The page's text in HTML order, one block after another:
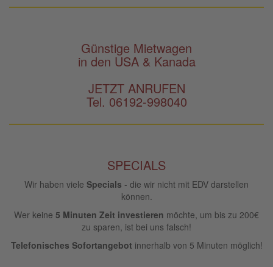
Günstige Mietwagen
in den USA & Kanada
JETZT ANRUFEN
Tel. 06192-998040
SPECIALS
Wir haben viele Specials - die wir nicht mit EDV darstellen
können.
Wer keine 5 Minuten Zeit investieren möchte, um bis zu 200€
zu sparen, ist bei uns falsch!
Telefonisches Sofortangebot innerhalb von 5 Minuten möglich!